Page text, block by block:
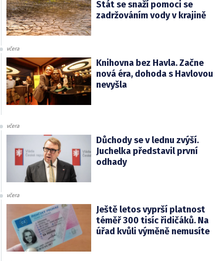
Stát se snaží pomoci se
zadržováním vody v krajině
včera
Knihovna bez Havla. Začne
nová éra, dohoda s Havlovou
nevyšla
včera
Důchody se v lednu zvýší.
Juchelka představil první
odhady
včera
Ještě letos vyprší platnost
téměř 300 tisíc řidičáků. Na
úřad kvůli výměně nemusíte